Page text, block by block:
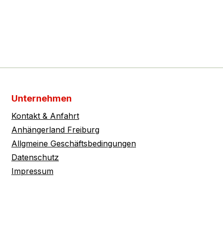
Unternehmen
Kontakt & Anfahrt
Anhängerland Freiburg
Allgmeine Geschäftsbedingungen
Datenschutz
Impressum